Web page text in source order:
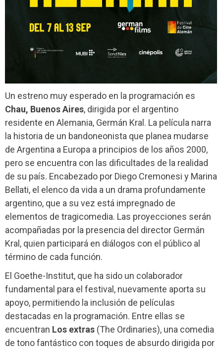
Un estreno muy esperado en la programación es
Chau, Buenos Aires, dirigida por el argentino
residente en Alemania, Germán Kral. La película narra
la historia de un bandoneonista que planea mudarse
de Argentina a Europa a principios de los años 2000,
pero se encuentra con las dificultades de la realidad
de su país. Encabezado por Diego Cremonesi y Marina
Bellati, el elenco da vida a un drama profundamente
argentino, que a su vez está impregnado de
elementos de tragicomedia. Las proyecciones serán
acompañadas por la presencia del director Germán
Kral, quien participará en diálogos con el público al
término de cada función.
El Goethe-Institut, que ha sido un colaborador
fundamental para el festival, nuevamente aporta su
apoyo, permitiendo la inclusión de películas
destacadas en la programación. Entre ellas se
encuentran Los extras (The Ordinaries), una comedia
de tono fantástico con toques de absurdo dirigida por